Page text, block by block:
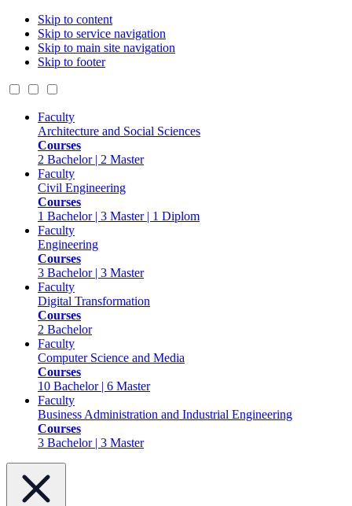
Skip to content
Skip to service navigation
Skip to main site navigation
Skip to footer
Faculty
Architecture and Social Sciences
Courses
2 Bachelor | 2 Master
Faculty
Civil Engineering
Courses
1 Bachelor | 3 Master | 1 Diplom
Faculty
Engineering
Courses
3 Bachelor | 3 Master
Faculty
Digital Transformation
Courses
2 Bachelor
Faculty
Computer Science and Media
Courses
10 Bachelor | 6 Master
Faculty
Business Administration and Industrial Engineering
Courses
3 Bachelor | 3 Master